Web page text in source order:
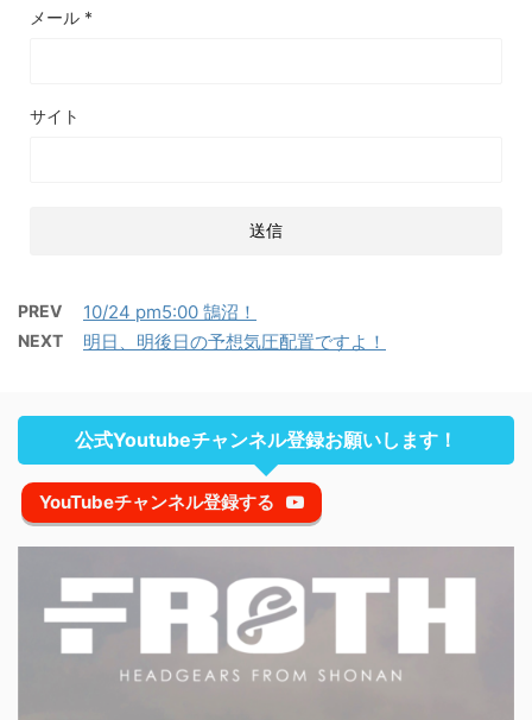
メール *
サイト
PREV 10/24 pm5:00 鵠沼！
NEXT 明日、明後日の予想気圧配置ですよ！
公式Youtubeチャンネル登録お願いします！
YouTubeチャンネル登録する